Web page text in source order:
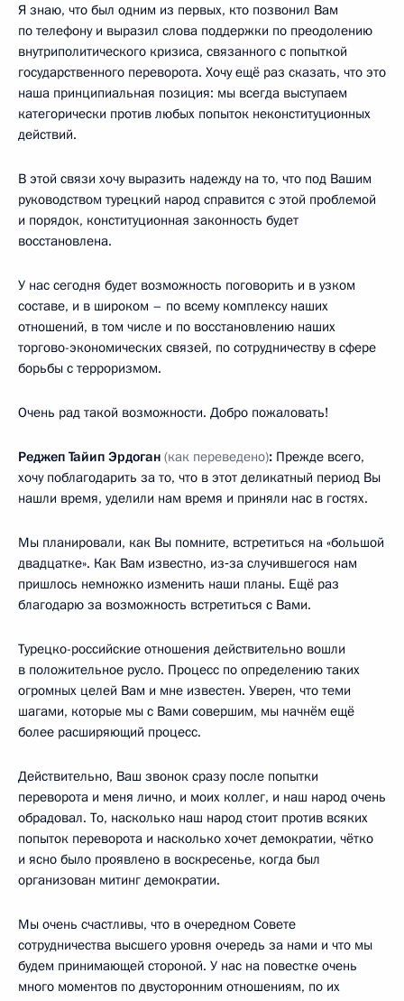
Я знаю, что был одним из первых, кто позвонил Вам
по телефону и выразил слова поддержки по преодолению
внутриполитического кризиса, связанного с попыткой
государственного переворота. Хочу ещё раз сказать, что это
наша принципиальная позиция: мы всегда выступаем
категорически против любых попыток неконституционных
действий.
В этой связи хочу выразить надежду на то, что под Вашим
руководством турецкий народ справится с этой проблемой
и порядок, конституционная законность будет
восстановлена.
У нас сегодня будет возможность поговорить и в узком
составе, и в широком – по всему комплексу наших
отношений, в том числе и по восстановлению наших
торгово-экономических связей, по сотрудничеству в сфере
борьбы с терроризмом.
Очень рад такой возможности. Добро пожаловать!
Реджеп Тайип Эрдоган (как переведено): Прежде всего,
хочу поблагодарить за то, что в этот деликатный период Вы
нашли время, уделили нам время и приняли нас в гостях.
Мы планировали, как Вы помните, встретиться на «большой
двадцатке». Как Вам известно, из‑за случившегося нам
пришлось немножко изменить наши планы. Ещё раз
благодарю за возможность встретиться с Вами.
Турецко-российские отношения действительно вошли
в положительное русло. Процесс по определению таких
огромных целей Вам и мне известен. Уверен, что теми
шагами, которые мы с Вами совершим, мы начнём ещё
более расширяющий процесс.
Действительно, Ваш звонок сразу после попытки
переворота и меня лично, и моих коллег, и наш народ очень
обрадовал. То, насколько наш народ стоит против всяких
попыток переворота и насколько хочет демократии, чётко
и ясно было проявлено в воскресенье, когда был
организован митинг демократии.
Мы очень счастливы, что в очередном Совете
сотрудничества высшего уровня очередь за нами и что мы
будем принимающей стороной. У нас на повестке очень
много моментов по двусторонним отношениям, по их